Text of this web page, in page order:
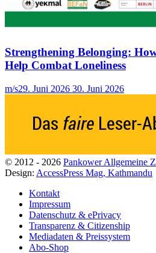
Strengthening Belonging:
Help Combat Loneliness
m/s29. Juni 2026 30. Juni 2026
© 2012 - 2026 Pankower Allgemeine
Design: AccessPress Mag, Kathmandu
Kontakt
Impressum
Datenschutz & ePrivacy
Transparenz & Citizenship
Mediadaten & Preissystem
Abo-Shop